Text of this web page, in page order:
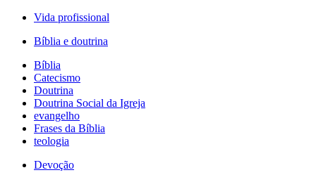
Vida profissional
Bíblia e doutrina
Bíblia
Catecismo
Doutrina
Doutrina Social da Igreja
evangelho
Frases da Bíblia
teologia
Devoção